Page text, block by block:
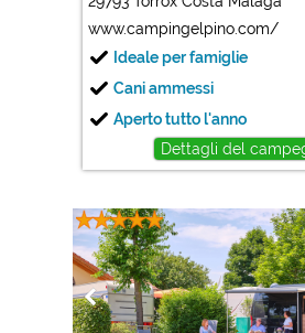
www.campingelpino.com/
Ideale per famiglie
Cani ammessi
Aperto tutto l'anno
Dettagli del